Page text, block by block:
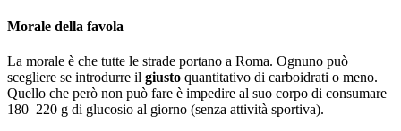
Morale della favola
La morale è che tutte le strade portano a Roma. Ognuno può
scegliere se introdurre il giusto quantitativo di carboidrati o meno.
Quello che però non può fare è impedire al suo corpo di consumare
180–220 g di glucosio al giorno (senza attività sportiva).